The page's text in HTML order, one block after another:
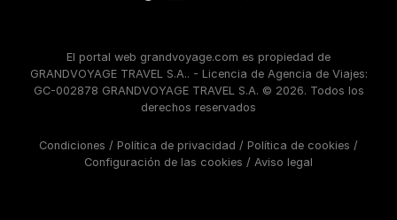
El portal web grandvoyage.com es propiedad de
GRANDVOYAGE TRAVEL S.A.. - Licencia de Agencia de Viajes:
GC-002878 GRANDVOYAGE TRAVEL S.A. © 2026. Todos los
derechos reservados
Condiciones / Política de privacidad / Política de cookies /
Configuración de las cookies / Aviso legal